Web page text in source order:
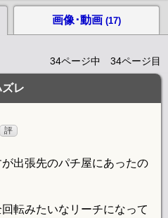
画像･動画 (17)
34ページ中 34ページ目
レ
評
出張先のパチ屋にあったの
転みたいなリーチになって